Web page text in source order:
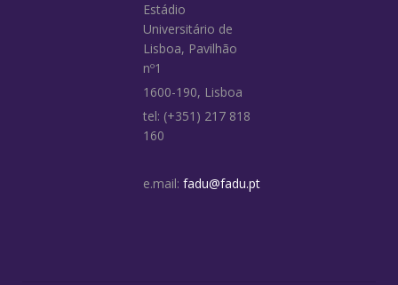
Estádio
Universitário de
Lisboa, Pavilhão
nº1
1600-190, Lisboa
tel: (+351) 217 818
160
e.mail: fadu@fadu.pt